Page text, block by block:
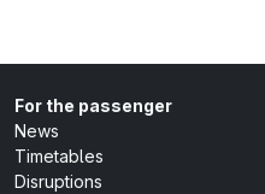
For the passenger
News
Timetables
Disruptions